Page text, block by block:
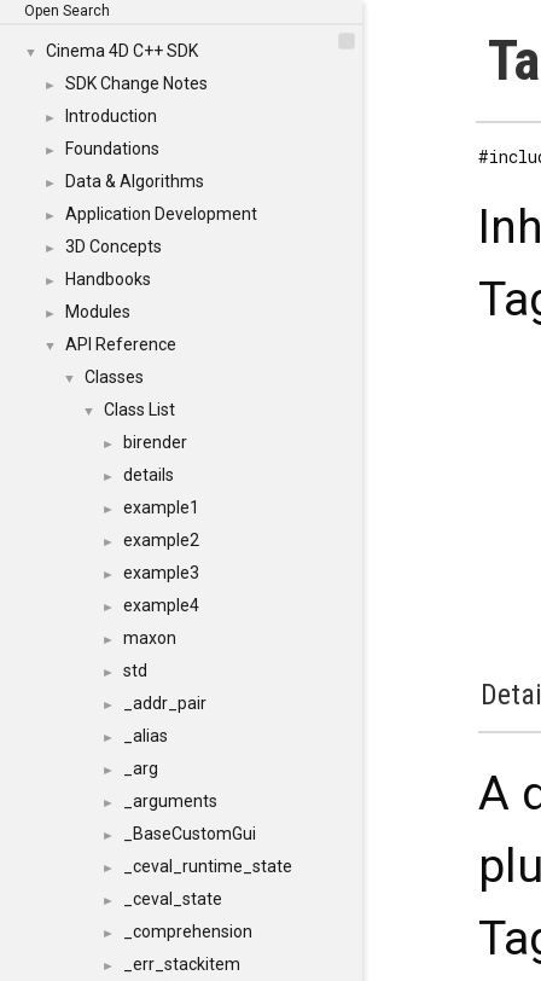
Open Search
▼ Cinema 4D C++ SDK
► SDK Change Notes
► Introduction
► Foundations
► Data & Algorithms
► Application Development
► 3D Concepts
► Handbooks
► Modules
▼ API Reference
▼ Classes
▼ Class List
► birender
► details
► example1
► example2
► example3
► example4
► maxon
► std
► _addr_pair
► _alias
► _arg
► _arguments
► _BaseCustomGui
► _ceval_runtime_state
► _ceval_state
► _comprehension
► _err_stackitem
A